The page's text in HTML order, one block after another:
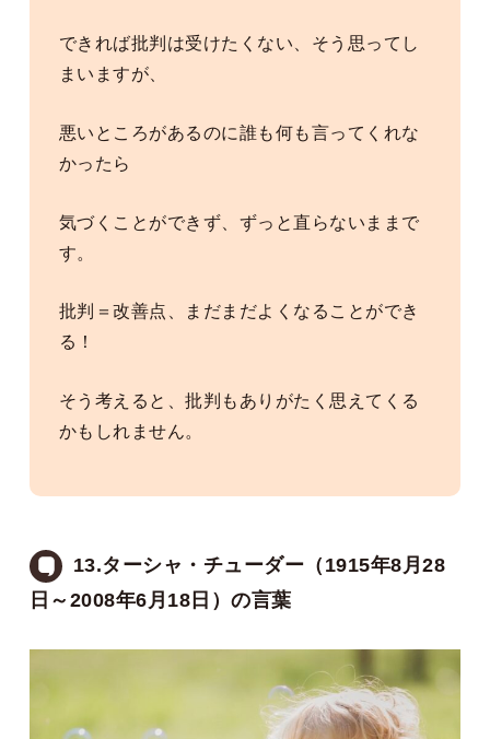
できれば批判は受けたくない、そう思ってし
まいますが、
悪いところがあるのに誰も何も言ってくれな
かったら
気づくことができず、ずっと直らないままで
す。
批判＝改善点、まだまだよくなることができ
る！
そう考えると、批判もありがたく思えてくる
かもしれません。
13.ターシャ・チューダー（1915年8月28
日～2008年6月18日）の言葉